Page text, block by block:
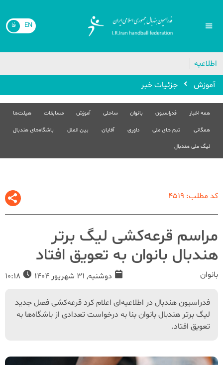
EN فا
اطلاعیه
🔴
آموزش
جزئیات خبر
همه اخبار فدراسیون بانوان ساحلی آموزش مسابقات هیئت‌ها
همگانی تیم های ملی داوری آقایان بین الملل باشگاه‌های هندبال
لیگ ملی هندبال
کد مطلب: 4519
مراسم قرعه‌کشی لیگ برتر
هندبال بانوان به تعویق افتاد
بانوان دوشنبه, 31 شهریور 1404
فدراسیون هندبال در اطلاعیه‌ای اعلام کرد قرعه‌کشی فصل جدید
لیگ برتر هندبال بانوان بنا به درخواست تعدادی از باشگاه‌ها به
تعویق افتاد.